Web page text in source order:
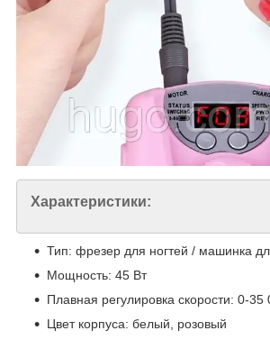
Характеристики:
Тип: фрезер для ногтей / машинка
Мощность: 45 Вт
Плавная регулировка скорости: 0-
Цвет корпуса: белый, розовый